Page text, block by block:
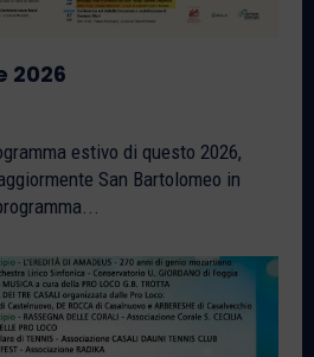
2026
estivo di questo 2026,
San Bartolomeo in